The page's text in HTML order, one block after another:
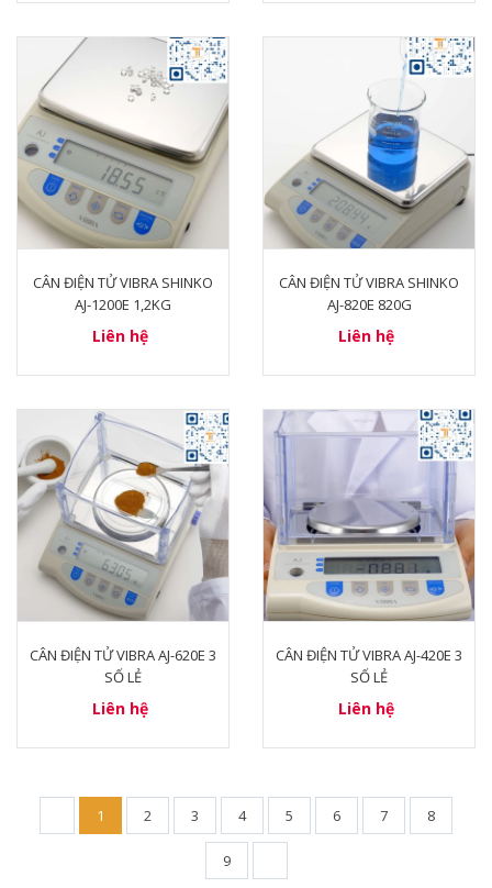
CÂN ĐIỆN TỬ VIBRA SHINKO
AJ-1200E 1,2KG
Liên hệ
CÂN ĐIỆN TỬ VIBRA SHINKO
AJ-820E 820G
Liên hệ
CÂN ĐIỆN TỬ VIBRA AJ-620E 3
SỐ LẺ
Liên hệ
CÂN ĐIỆN TỬ VIBRA AJ-420E 3
SỐ LẺ
Liên hệ
1 2 3 4 5 6 7 8
9